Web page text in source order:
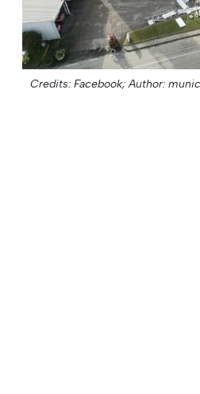
Credits: Facebook; Author: